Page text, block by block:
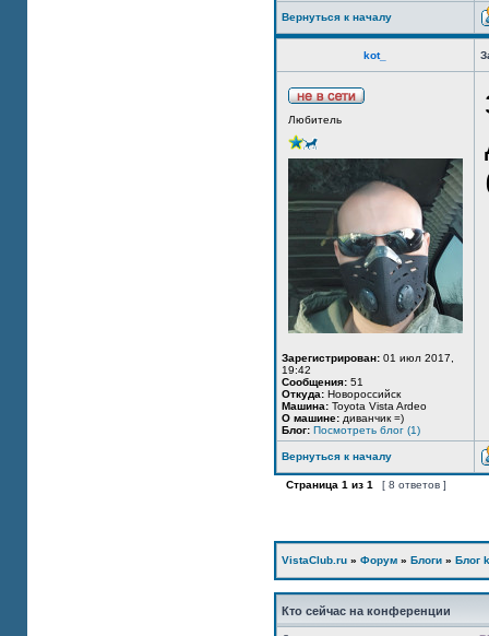
Вернуться к началу
kot_
Любитель
Зарегистрирован: 01 июл 2017,
19:42
Сообщения: 51
Откуда: Новороссийск
Машина: Toyota Vista Ardeo
О машине: диванчик =)
Блог: Посмотреть блог (1)
Вернуться к началу
Страница 1 из 1 [ 8 ответов ]
VistaClub.ru » Форум » Блоги » Блог
Кто сейчас на конференции